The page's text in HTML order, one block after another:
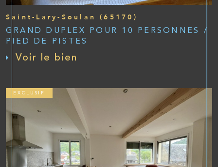
Saint-Lary-Soulan (65170)
GRAND DUPLEX POUR 10 PERSONNES /
PIED DE PISTES
Voir le bien
EXCLUSIF